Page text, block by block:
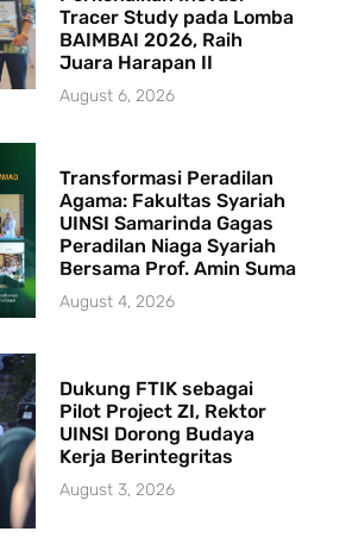
Tracer Study pada Lomba
BAIMBAI 2026, Raih
Juara Harapan II
August 6, 2026
Transformasi Peradilan
Agama: Fakultas Syariah
UINSI Samarinda Gagas
Peradilan Niaga Syariah
Bersama Prof. Amin Suma
August 4, 2026
Dukung FTIK sebagai
Pilot Project ZI, Rektor
UINSI Dorong Budaya
Kerja Berintegritas
August 3, 2026